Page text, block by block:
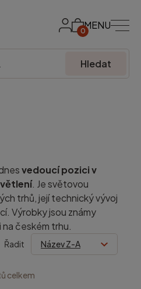
0MENU
Hledat
vedoucí pozici v
. Je světovou
trhů, její technický vývoj
Výrobky jsou známy
českém trhu.
Řadit
celkem